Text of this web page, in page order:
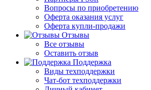
Вопросы по приобретению
Оферта оказания услуг
Оферта купли-продажи
Отзывы
Все отзывы
Оставить отзыв
Поддержка
Виды техподдержки
Чат-бот техподдержки